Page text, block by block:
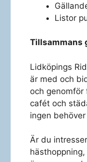
Listor
Tillsammans
Lidköpings
är med och
och genomför
cafét och
ingen
Är du